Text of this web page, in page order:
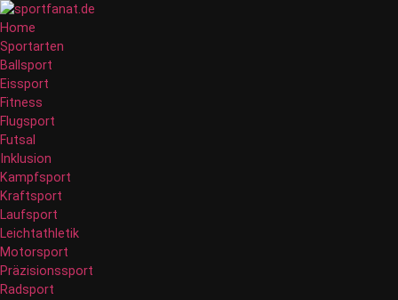
Home
Sportarten
Ballsport
Eissport
Fitness
Flugsport
Futsal
Inklusion
Kampfsport
Kraftsport
Laufsport
Leichtathletik
Motorsport
Präzisionssport
Radsport